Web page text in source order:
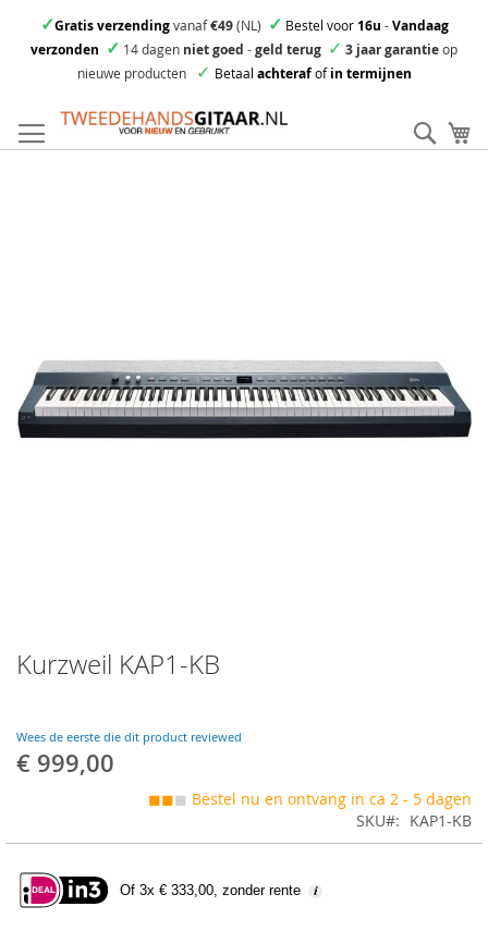
✓Gratis verzendingvanaf€49(NL) ✓ Bestel voor16u -Vandaag
verzonden ✓ 14 dagen niet goed -geld terug ✓ 3 jaar garantieop
nieuwe producten
✓ Betaal achterafofin termijnen
direct
door
Kurzweil KAP1-KB
Wees de eerste die dit product reviewed
€ 999,00
◼◼◼ Bestel nu en ontvang in ca 2 - 5 dagen
SKU
KAP1-KB
Of 3x € 333,00, zonder rente
to
the
the
images